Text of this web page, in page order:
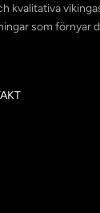
kvalitativa
som förnyar